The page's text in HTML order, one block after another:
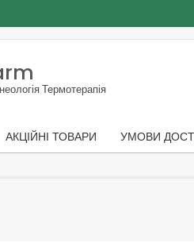
Термотерапія
АКЦІЙНІ ТОВАРИ УМОВИ